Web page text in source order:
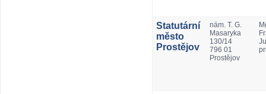
Statutární
město
Prostějov
nám. T. G.
Masaryka
130/14
796 01
Prostějov